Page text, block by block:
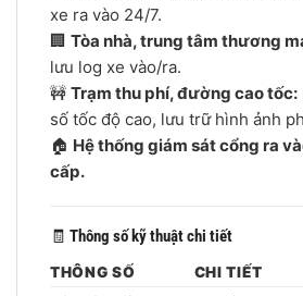
xe ra vào 24/7.
🏢 Tòa nhà, trung tâm thương
lưu log xe vào/ra.
🚧 Trạm thu phí, đường cao tốc:
số tốc độ cao, lưu trữ hình ảnh
🏠 Hệ thống giám sát cổng ra
cấp.
🧾 Thông số kỹ thuật chi tiết
THÔNG SỐ
CHI TIẾT